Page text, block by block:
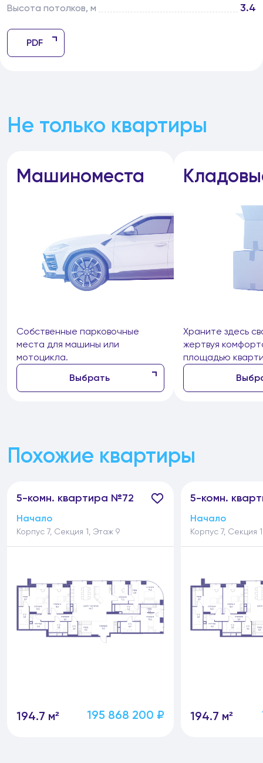
Высота потолков, м 3.4
PDF
Не только квартиры
Машиноместа
Собственные парковочные
места для машины или
мотоцикла.
Выбрать
Храните здесь
жертвуя
площадью
Похожие квартиры
5-комн. квартира №72
Начало
Корпус 7, Секция 1, Этаж 9
194.7 м² 195 868 200 ₽
5-комн.
Начало
Корпус 7, Секция
194.7 м²